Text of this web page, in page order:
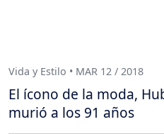
Vida y Estilo • MAR 12 / 2018
El ícono de la moda,
murió a los 91 años